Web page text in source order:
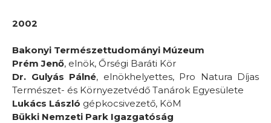
2002
Bakonyi Természettudományi Múzeum
Prém Jenő, elnök, Őrségi Baráti Kör
Dr. Gulyás Pálné, elnökhelyettes, Pro Natura Díjas
Természet- és Környezetvédő Tanárok Egyesülete
Lukács László gépkocsivezető, KöM
Bükki Nemzeti Park Igazgatóság